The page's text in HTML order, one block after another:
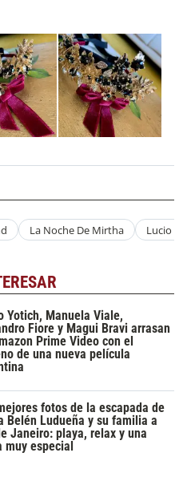
La Noche De Mirtha Lucio
Yotich, Manuela Viale,
Fiore y Magui Bravi arrasan
Prime Video con el
de una nueva película
fotos de la escapada de
Belén Ludueña y su familia a
Janeiro: playa, relax y una
muy especial